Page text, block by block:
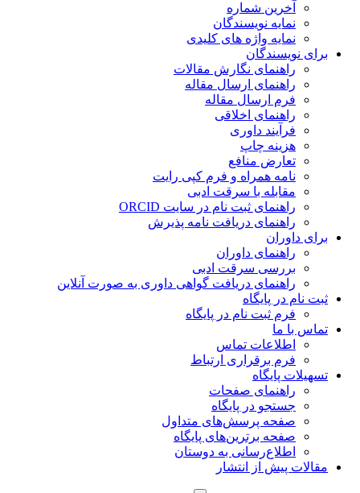
آخرین شماره
نمایه نویسندگان
نمایه واژه های کلیدی
برای نویسندگان
راهنمای نگارش مقالات
راهنمای ارسال مقاله
فرم ارسال مقاله
راهنمای اخلاقی
فرآیند داوری
هزینه چاپ
تعارض منافع
نامه همراه و فرم کپی رایت
مقابله با سرقت ادبی
راهنمای ثبت نام در سایت ORCID
راهنمای دریافت نامه پذیرش
برای داوران
راهنمای داوران
بررسی سرقت ادبی
راهنمای دریافت گواهی داوری به صورت آنلاین
ثبت نام در پایگاه
فرم ثبت نام در پایگاه
تماس با ما
اطلاعات تماس
فرم برقراری ارتباط
تسهیلات پایگاه
راهنمای صفحات
جستجو در پایگاه
صفحه پرسش‌های متداول
صفحه برترین‌های پایگاه
اطلاع‌رسانی به دوستان
مقالات پیش از انتشار